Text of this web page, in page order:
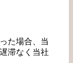
た場合、当
滞なく当社